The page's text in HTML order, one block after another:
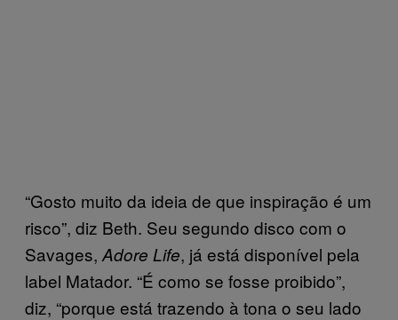
“Gosto muito da ideia de que inspiração é um
risco”, diz Beth. Seu segundo disco com o
Savages, Adore Life, já está disponível pela
label Matador. “É como se fosse proibido”,
diz, “porque está trazendo à tona o seu lado